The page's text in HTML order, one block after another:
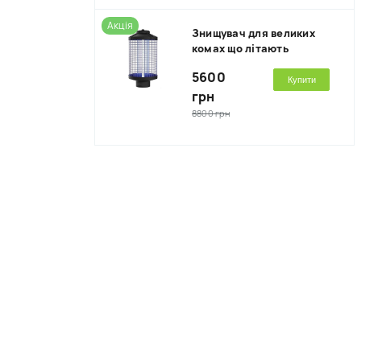
Акція
Знищувач для великих
комах що літають
5600
грн
8800 грн
Купити